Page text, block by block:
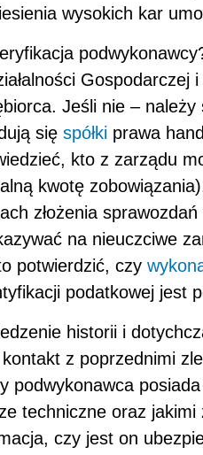
wysokich kar
Gospodarczej
Jeśli nie – należy
się spółki prawa
kto z zarządu
kwotę
złożenia
na nieuczciwe
potwierdzić, czy
podatkowej jest
historii i
z poprzednimi
podwykonawca
techniczne oraz
czy jest on